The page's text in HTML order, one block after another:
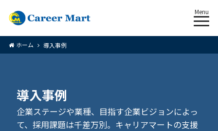
Menu
ホーム 導入事例
導入事例
企業ステージや業種、目指す企業ビジョンによっ
て、採用課題は千差万別。キャリアマートの支援